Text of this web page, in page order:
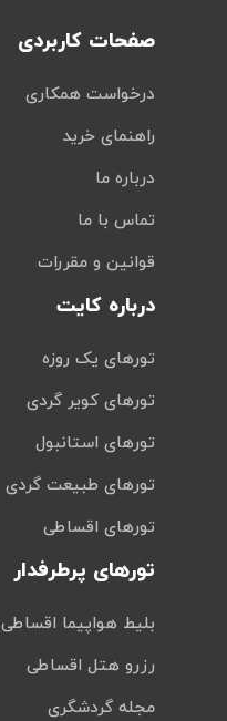
صفحات کاربردی
درخواست همکاری
راهنمای خرید
درباره ما
تماس با ما
قوانین و مقررات
درباره کایت
تورهای یک روزه
تورهای کویر گردی
تورهای استانبول
تورهای طبیعت گردی
تورهای اقساطی
تورهای پرطرفدار
بلیط هواپیما اقساطی
رزرو هتل اقساطی
مجله گردشگری